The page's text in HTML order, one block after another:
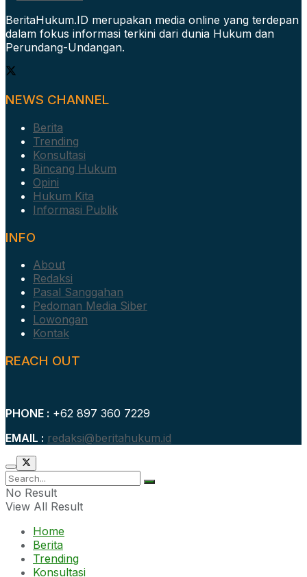
BeritaHukum.ID merupakan media online yang terdepan
dalam fokus informasi terkini dari dunia Hukum dan
Perundang-Undangan.
NEWS CHANNEL
Berita
Trending
Konsultasi
Bincang Hukum
Opini
Hukum Kita
Informasi Publik
INFO
About
Redaksi
Pasal Sanggahan
Pedoman Media Siber
Lowongan
Kontak
REACH OUT
PHONE : +62 897 360 7229
EMAIL : redaksi@beritahukum.id
No Result
View All Result
Home
Berita
Trending
Konsultasi